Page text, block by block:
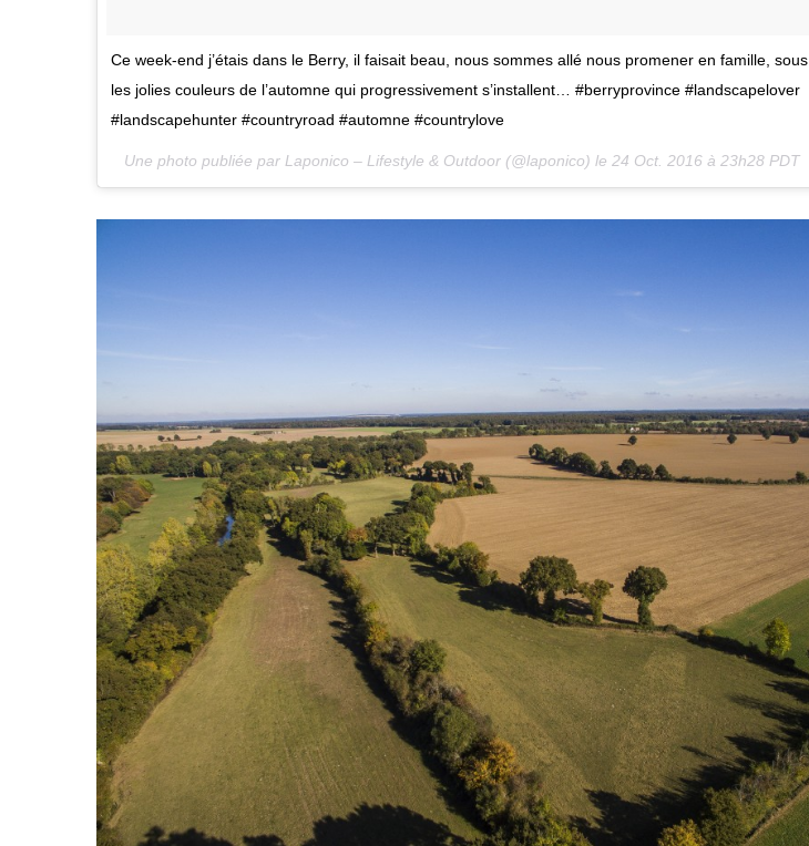
Ce week-end j’étais dans le Berry, il faisait beau, nous sommes allé nous promener en famille, sous
les jolies couleurs de l’automne qui progressivement s’installent… #berryprovince #landscapelover
#landscapehunter #countryroad #automne #countrylove
Une photo publiée par Laponico – Lifestyle & Outdoor (@laponico) le 24 Oct. 2016 à 23h28 PDT